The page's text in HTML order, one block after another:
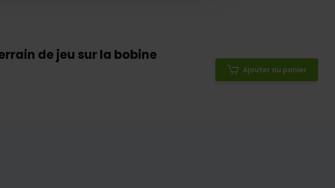
de jeu sur la bobine
Ajouter au panier